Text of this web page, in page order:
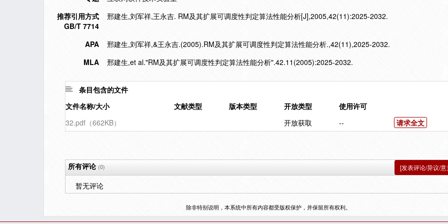
推荐引用方式
GB/T 7714
邢建生,刘军祥,王永吉. RM及其扩展可调度性判定算法性能分析[J],2005,42(11):2025-2032.
APA
邢建生,刘军祥,&王永吉.(2005).RM及其扩展可调度性判定算法性能分析.,42(11),2025-2032.
MLA
邢建生,et al."RM及其扩展可调度性判定算法性能分析".42.11(2005):2025-2032.
条目包含的文件
文件名称/大小
文献类型 版本类型 开放类型
使用许可
32.pdf（662KB）
开放获取 -- 请求全文
所有评论(0) [发表评论/异议/意
暂无评论
除非特别说明，本系统中所有内容都受版权保护，并保留所有权利。